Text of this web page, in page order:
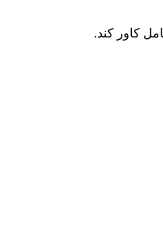
کاور کند.